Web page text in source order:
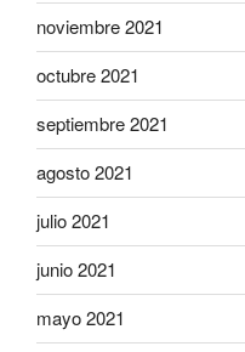
noviembre 2021
octubre 2021
septiembre 2021
agosto 2021
julio 2021
junio 2021
mayo 2021